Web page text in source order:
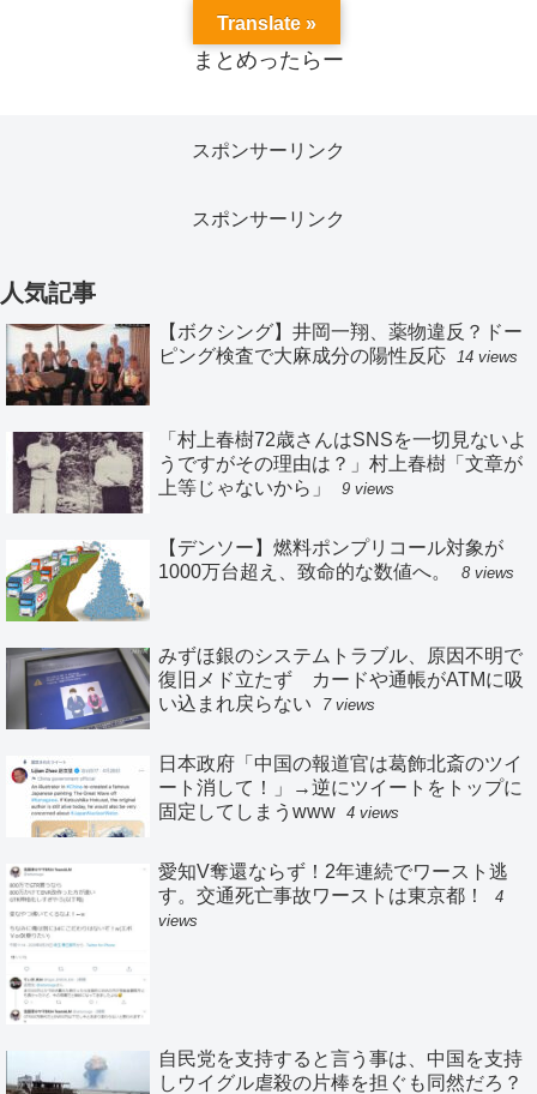
まとめったらー
スポンサーリンク
スポンサーリンク
人気記事
【ボクシング】井岡一翔、薬物違反？ドー
ピング検査で大麻成分の陽性反応
14 views
「村上春樹72歳さんはSNSを一切見ないよ
うですがその理由は？」村上春樹「文章が
上等じゃないから」
9 views
【デンソー】燃料ポンプリコール対象が
1000万台超え、致命的な数値へ。
8 views
みずほ銀のシステムトラブル、原因不明で
復旧メド立たず カードや通帳がATMに吸
い込まれ戻らない
7 views
日本政府「中国の報道官は葛飾北斎のツイ
ート消して！」→逆にツイートをトップに
固定してしまうwww 4 views
愛知V奪還ならず！2年連続でワースト逃
す。交通死亡事故ワーストは東京都！
4
views
自民党を支持すると言う事は、中国を支持
しウイグル虐殺の片棒を担ぐも同然だろ？
Translate »